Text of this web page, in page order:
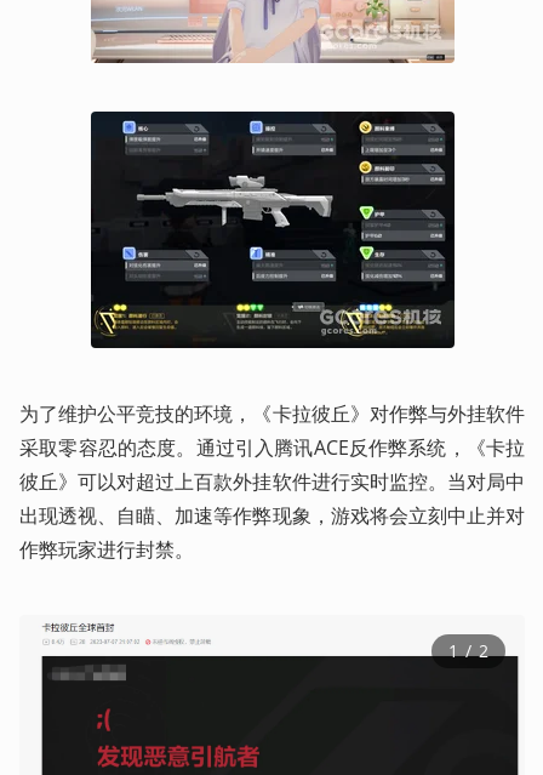
为了维护公平竞技的环境，《卡拉彼丘》对作弊与外挂软件
采取零容忍的态度。通过引入腾讯ACE反作弊系统，《卡拉
彼丘》可以对超过上百款外挂软件进行实时监控。当对局中
出现透视、自瞄、加速等作弊现象，游戏将会立刻中止并对
作弊玩家进行封禁。
1 / 2